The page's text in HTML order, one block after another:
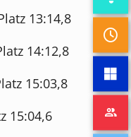
13:14,8
14:12,8
15:03,8
15:04,6